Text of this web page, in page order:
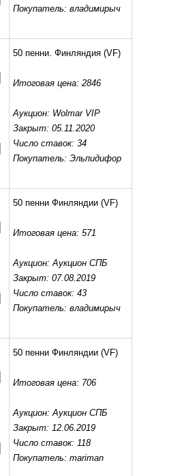
Покупатель: владимирыч
50 пенни. Финляндия (VF)
Итоговая цена: 2846
Аукцион: Wolmar VIP
Закрыт: 05.11.2020
Число ставок: 34
Покупатель: Эльпидифор
50 пенни Финляндии (VF)
Итоговая цена: 571
Аукцион: Аукцион СПБ
Закрыт: 07.08.2019
Число ставок: 43
Покупатель: владимирыч
50 пенни Финляндии (VF)
Итоговая цена: 706
Аукцион: Аукцион СПБ
Закрыт: 12.06.2019
Число ставок: 118
Покупатель: mariman